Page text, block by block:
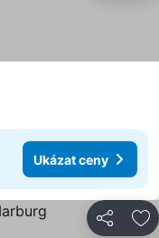
Ukázat ceny
Sdílet